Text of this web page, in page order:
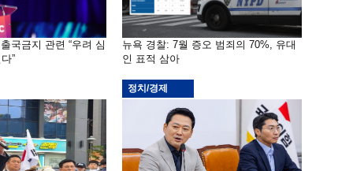
국금지 관련 “우려 심
”
뉴욕 경찰: 7월 증오 범죄의 70%, 유대
인 표적 삼아
정치/경제